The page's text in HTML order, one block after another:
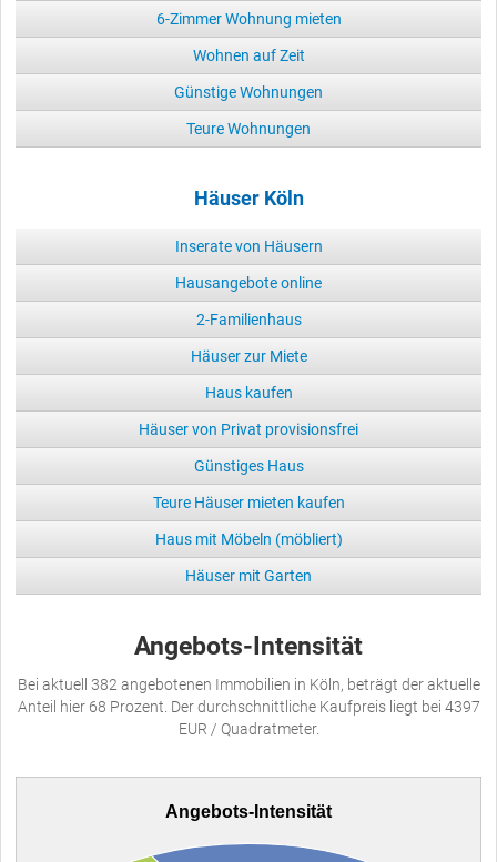
6-Zimmer Wohnung mieten
Wohnen auf Zeit
Günstige Wohnungen
Teure Wohnungen
Häuser Köln
Inserate von Häusern
Hausangebote online
2-Familienhaus
Häuser zur Miete
Haus kaufen
Häuser von Privat provisionsfrei
Günstiges Haus
Teure Häuser mieten kaufen
Haus mit Möbeln (möbliert)
Häuser mit Garten
Angebots-Intensität
Bei aktuell 382 angebotenen Immobilien in Köln, beträgt der aktuelle
Anteil hier 68 Prozent. Der durchschnittliche Kaufpreis liegt bei 4397
EUR / Quadratmeter.
Angebots-Intensität